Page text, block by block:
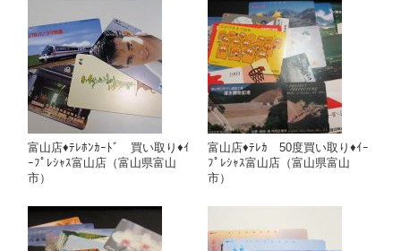
富山店♦ﾃﾚﾎﾝｶｰﾄﾞ 買い取り♦ｲ
ｰﾌﾟﾚｼｬｽ富山店（富山県富山
市）
富山店♦ﾃﾚｶ 50度買い取り♦ｲｰ
ﾌﾟﾚｼｬｽ富山店（富山県富山
市）